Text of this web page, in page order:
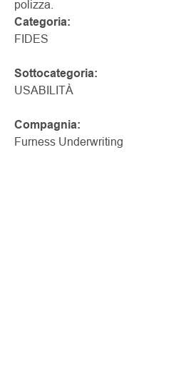
polizza.
Categoria:
FIDES
Sottocategoria:
USABILITÀ
Compagnia:
Furness Underwriting